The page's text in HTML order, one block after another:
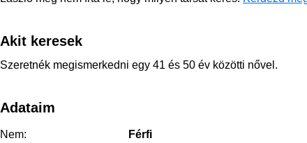
Akit keresek
Szeretnék megismerkedni egy 41 és 50 év közötti nővel.
Adataim
Nem:
Férfi